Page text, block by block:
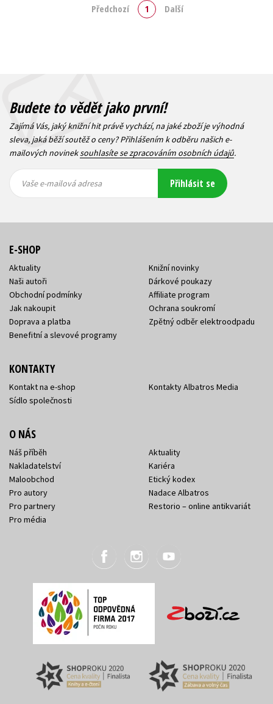
Předchozí 1 Další
Budete to vědět jako první!
Zajímá Vás, jaký knižní hit právě vychází, na jaké zboží je výhodná
sleva, jaká běží soutěž o ceny? Přihlášením k odběru našich e-
mailových novineksouhlasíte se zpracováním osobních údajů.
mailová
mailová
Vaše e-mailová adresa Přihlásit se
E-SHOP
Aktuality
Naši autoři
Obchodní podmínky
Jak nakoupit
Doprava a platba
Benefitní a slevové programy
Knižní novinky
Dárkové poukazy
Affiliate program
Ochrana soukromí
Zpětný odběr elektroodpadu
KONTAKTY
Kontakt na e-shop
Sídlo společnosti
Kontakty Albatros Media
O NÁS
Náš příběh
Nakladatelství
Maloobchod
Pro autory
Pro partnery
Pro média
Aktuality
Kariéra
Etický kodex
Nadace Albatros
Restorio – online antikvariát